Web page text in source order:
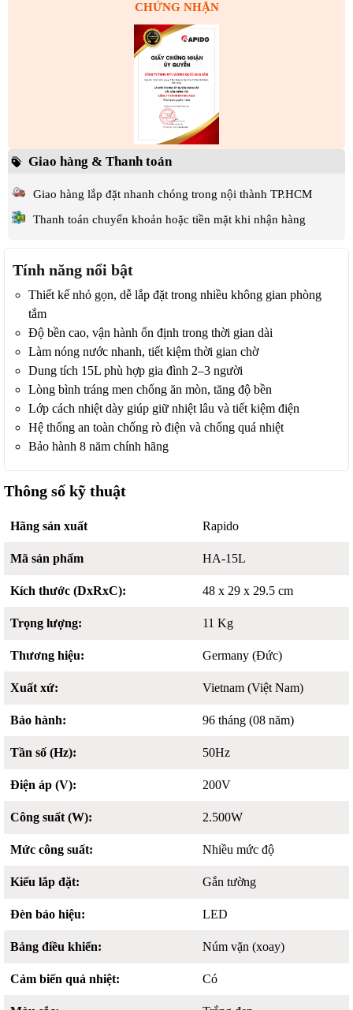
CHỨNG NHẬN
Giao hàng & Thanh toán
Giao hàng lắp đặt nhanh chóng trong nội thành TP.HCM
Thanh toán chuyển khoản hoặc tiền mặt khi nhận hàng
Tính năng nổi bật
Thiết kế nhỏ gọn, dễ lắp đặt trong nhiều không gian phòng
tắm
Độ bền cao, vận hành ổn định trong thời gian dài
Làm nóng nước nhanh, tiết kiệm thời gian chờ
Dung tích 15L phù hợp gia đình 2–3 người
Lòng bình tráng men chống ăn mòn, tăng độ bền
Lớp cách nhiệt dày giúp giữ nhiệt lâu và tiết kiệm điện
Hệ thống an toàn chống rò điện và chống quá nhiệt
Bảo hành 8 năm chính hãng
Thông số kỹ thuật
Hãng sản xuất Rapido
Mã sản phẩm HA-15L
Kích thước (DxRxC): 48 x 29 x 29.5 cm
Trọng lượng: 11 Kg
Thương hiệu: Germany (Đức)
Xuất xứ: Vietnam (Việt Nam)
Bảo hành: 96 tháng (08 năm)
Tần số (Hz): 50Hz
Điện áp (V): 200V
Công suất (W): 2.500W
Mức công suất: Nhiều mức độ
Kiểu lắp đặt: Gắn tường
Đèn báo hiệu: LED
Bảng điều khiển: Núm vặn (xoay)
Cảm biến quá nhiệt: Có